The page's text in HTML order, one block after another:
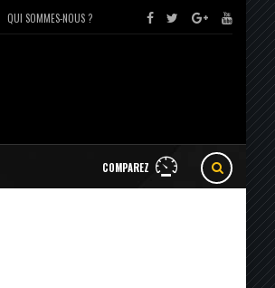
QUI SOMMES-NOUS ?
COMPAREZ